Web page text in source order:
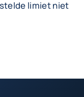
limiet niet